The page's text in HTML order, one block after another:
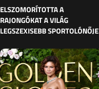
ELSZOMORÍTOTTA A
RAJONGÓKAT A VILÁG
LEGSZEXISEBB SPORTOLÓNŐJE